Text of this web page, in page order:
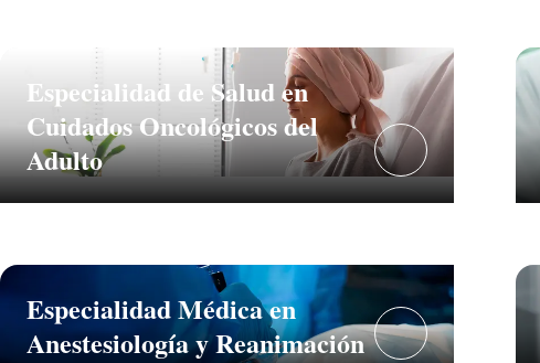
Especialidad de Salud en
Cuidados Oncológicos del
Adulto
Especialidad Médica en
Anestesiología y Reanimación